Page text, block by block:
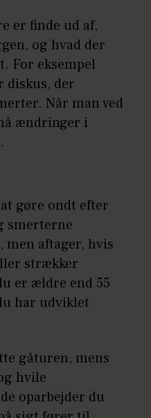
ikke din arm
eller dit ben
Hold i 10
igen. Lav
hver arm og
er finde ud af,
og hvad der
For eksempel
diskus, der
Når man ved
ændringer i
gøre ondt efter
smerterne
men aftager, hvis
strækker
er ældre end 55
har udviklet
gåturen, mens
hvile
oparbejder du